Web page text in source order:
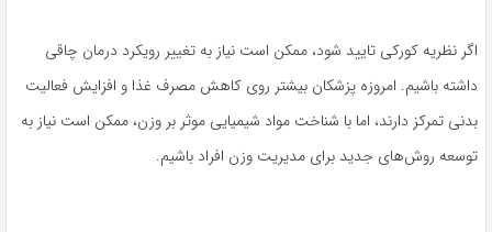
اگر نظریه کورکی تایید شود، ممکن است نیاز به تغییر رویکرد درمان چاقی
داشته باشیم. امروزه پزشکان بیشتر روی کاهش مصرف غذا و افزایش فعالیت
بدنی تمرکز دارند، اما با شناخت مواد شیمیایی موثر بر وزن، ممکن است نیاز به
توسعه روش‌های جدید برای مدیریت وزن افراد باشیم.